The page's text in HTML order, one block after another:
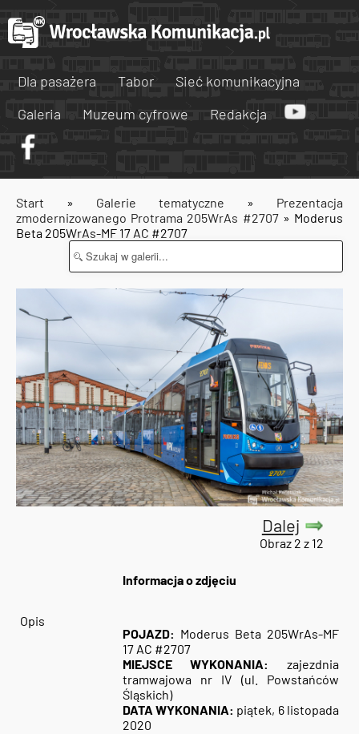
Dla pasażera Tabor
Sieć komunikacyjna
Galeria
Muzeum cyfrowe Redakcja
Start » Galerie tematyczne » Prezentacja
zmodernizowanego Protrama 205WrAs #2707» Moderus
Beta 205WrAs-MF 17 AC #2707
Dalej
Obraz 2 z 12
Informacja o zdjęciu
Opis
POJAZD: Moderus Beta 205WrAs-MF
17 AC #2707
MIEJSCE WYKONANIA:
zajezdnia
tramwajowa nr IV (ul. Powstańców
Śląskich)
DATA WYKONANIA: piątek, 6 listopada
2020